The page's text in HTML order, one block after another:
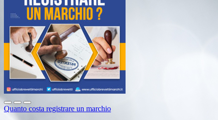
Quanto costa registrare un marchio